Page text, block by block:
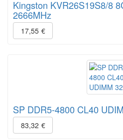
Kingston KVR26S19S8/8
2666MHz
17,55 €
SP DDR5-4800 CL40
83,32 €